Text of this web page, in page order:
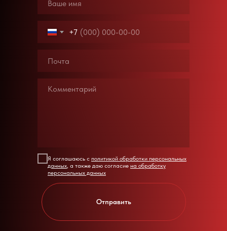
+7
Я соглашаюсь с политикой обработки персональных
данных, а также даю согласие на обработку
персональных данных
Отправить